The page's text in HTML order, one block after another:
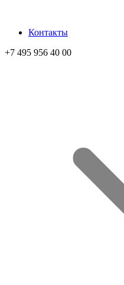
Контакты
+7 495 956 40 00